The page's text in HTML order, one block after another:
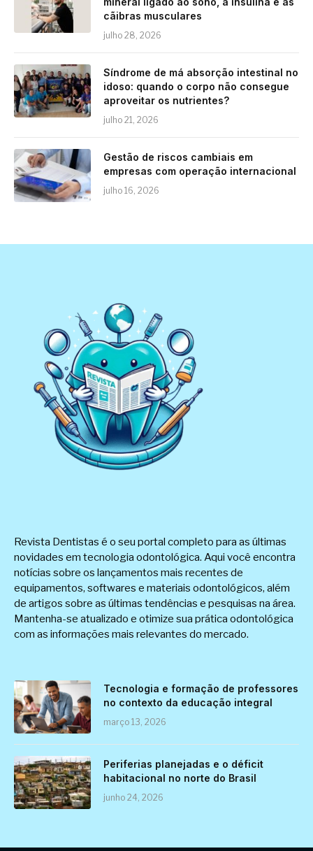
cãibras musculares
julho 28, 2026
Síndrome de má absorção intestinal no
idoso: quando o corpo não consegue
aproveitar os nutrientes?
julho 21, 2026
Gestão de riscos cambiais em
empresas com operação internacional
julho 16, 2026
Revista Dentistas é o seu portal completo para as últimas
novidades em tecnologia odontológica. Aqui você encontra
notícias sobre os lançamentos mais recentes de
equipamentos, softwares e materiais odontológicos, além
de artigos sobre as últimas tendências e pesquisas na área.
Mantenha-se atualizado e otimize sua prática odontológica
com as informações mais relevantes do mercado.
Tecnologia e formação de professores
no contexto da educação integral
março 13, 2026
Periferias planejadas e o déficit
habitacional no norte do Brasil
junho 24, 2026